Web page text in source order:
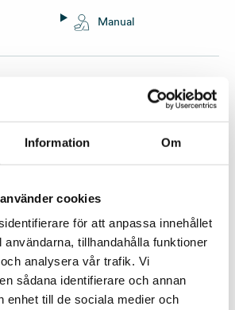
Information Om
cookies
för att anpassa innehållet
användarna, tillhandahålla funktioner
analysera vår trafik. Vi
sådana identifierare och annan
enhet till de sociala medier och
Manual
201 x 181 x 50 mm
0,5
Används inte om
vibrationsdetektor ansluten